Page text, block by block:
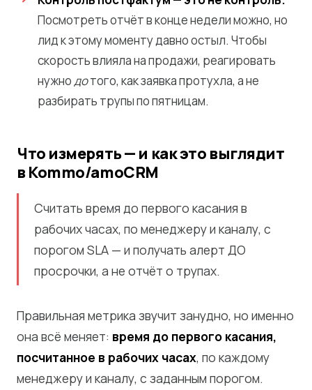
Посмотреть отчёт в конце недели можно, но
лид к этому моменту давно остыл. Чтобы
скорость влияла на продажи, реагировать
нужнодотого, как заявка протухла, а не
разбирать трупы по пятницам.
Что измерять — и как это выглядит
в Kommo/amoCRM
Считать время до первого касания в
рабочих часах, по менеджеру и каналу, с
порогом SLA — и получать алерт ДО
просрочки, а не отчёт о трупах.
Правильная метрика звучит занудно, но именно
она всё меняет: время до первого касания,
посчитанное в рабочих часах, по каждому
менеджеру и каналу, с заданным порогом.